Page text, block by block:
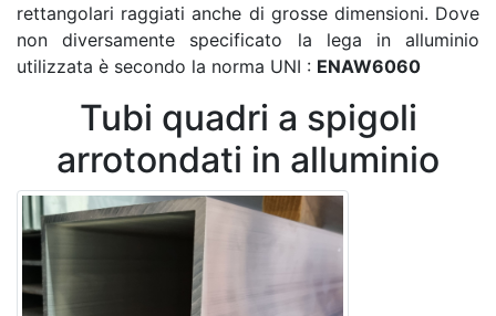
rettangolari raggiati anche di grosse dimensioni. Dove
non diversamente specificato la lega in alluminio
utilizzata è secondo la norma UNI : ENAW6060
Tubi quadri a spigoli
arrotondati in alluminio